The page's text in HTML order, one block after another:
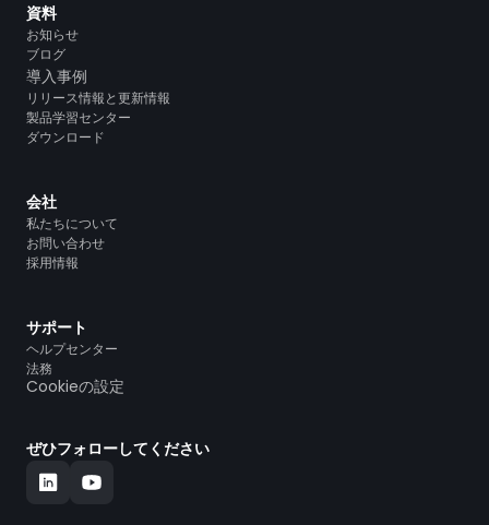
資料
お知らせ
ブログ
導入事例
リリース情報と更新情報
製品学習センター
ダウンロード
会社
私たちについて
お問い合わせ
採用情報
サポート
ヘルプセンター
法務
Cookieの設定
ぜひフォローしてください